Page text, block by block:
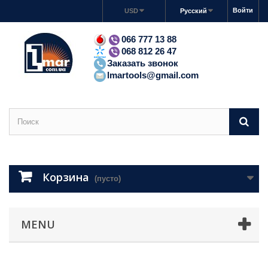
Войти
Русский
USD
066 777 13 88
068 812 26 47
Заказать звонок
lmartools@gmail.com
Корзина (пусто)
MENU